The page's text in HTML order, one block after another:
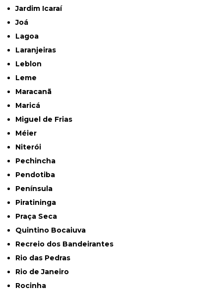
Jardim Icaraí
Joá
Lagoa
Laranjeiras
Leblon
Leme
Maracanã
Maricá
Miguel de Frias
Méier
Niterói
Pechincha
Pendotiba
Península
Piratininga
Praça Seca
Quintino Bocaiuva
Recreio dos Bandeirantes
Rio das Pedras
Rio de Janeiro
Rocinha